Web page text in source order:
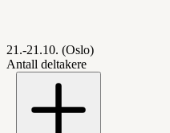
21.-21.10. (Oslo)
Antall deltakere